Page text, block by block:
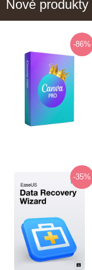
Nové produkty
-86%
-35%